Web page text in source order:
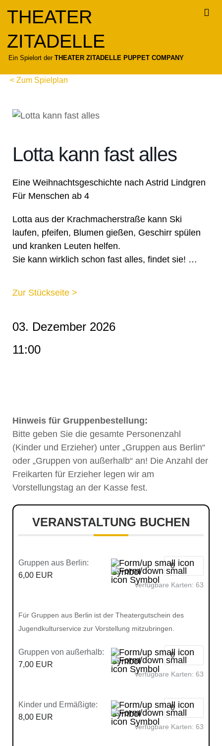
springen
THEATER
ZITADELLE
Ein Spielort derTHEATER ZITADELLE PUPPET COMPANY
< Zum Spielplan
Lotta kann fast alles
Eine Weihnachtsgeschichte nach Astrid Lindgren
Für Menschen ab 4
Lotta aus der Krachmacherstraße kann Ski
laufen, pfeifen, Blumen gießen, Geschirr spülen
und kranken Leuten helfen.
Sie kann wirklich schon fast alles, findet sie! …
Zur Stückseite >
03. Dezember 2026
11:00
Hinweis für Gruppenbestellung:
Bitte geben Sie die gesamte Personenzahl
(Kinder und Erzieher) unter „Gruppen aus Berlin“
oder „Gruppen von außerhalb“ an! Die Anzahl der
Freikarten für Erzieher legen wir am
Vorstellungstag an der Kasse fest.
VERANSTALTUNG BUCHEN
Gruppen aus Berlin:
6,00 EUR
Verfügbare Karten: 63
Für Gruppen aus Berlin ist der Theatergutschein des
Jugendkulturservice zur Vorstellung mitzubringen.
Gruppen von außerhalb:
7,00 EUR
Verfügbare Karten: 63
Kinder und Ermäßigte:
8,00 EUR
Verfügbare Karten: 63